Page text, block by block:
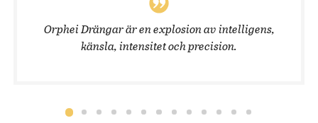
Orphei Drängar är en explosion av intelligens,
känsla, intensitet och precision.